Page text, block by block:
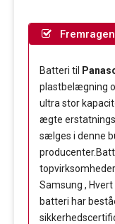
Batteri til
plastbelægning
ultra stor
ægte
sælges i denne
Samsung ,
batteri har